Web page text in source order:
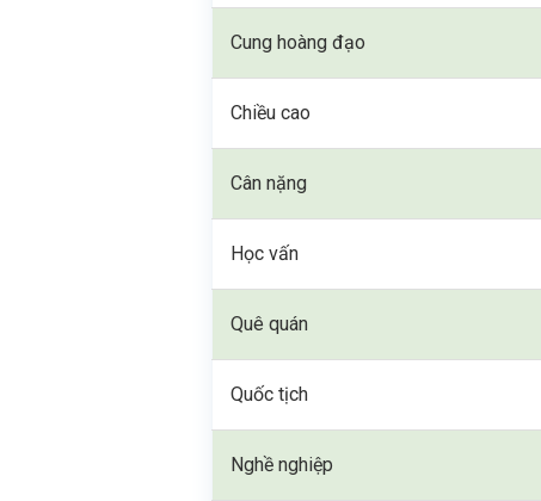
Cung hoàng đạo
Chiều cao
Cân nặng
Học vấn
Quê quán
Quốc tịch
Nghề nghiệp